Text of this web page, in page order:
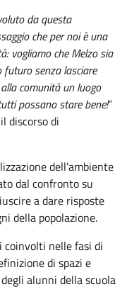
da questa
che per noi è una
vogliamo che Melzo sia
senza lasciare
comunità un luogo
possano stare bene!”
discorso di
dell’ambiente
dal confronto su
a dare risposte
della popolazione.
coinvolti nelle fasi di
di spazi e
alunni della scuola